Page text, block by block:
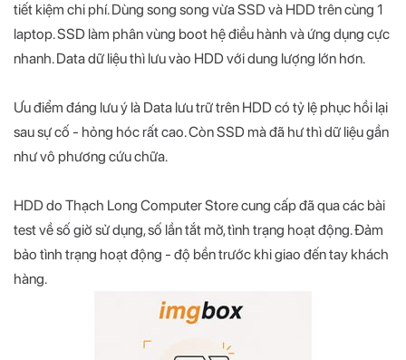
tiết kiệm chi phí. Dùng song song vừa SSD và HDD trên cùng 1
laptop. SSD làm phân vùng boot hệ điều hành và ứng dụng cực
nhanh. Data dữ liệu thì lưu vào HDD với dung lượng lớn hơn.
Ưu điểm đáng lưu ý là Data lưu trữ trên HDD có tỷ lệ phục hồi lại
sau sự cố - hỏng hóc rất cao. Còn SSD mà đã hư thì dữ liệu gần
như vô phương cứu chữa.
HDD do Thạch Long Computer Store cung cấp đã qua các bài
test về số giờ sử dụng, số lần tắt mở, tình trạng hoạt động. Đảm
bảo tình trạng hoạt động - độ bền trước khi giao đến tay khách
hàng.